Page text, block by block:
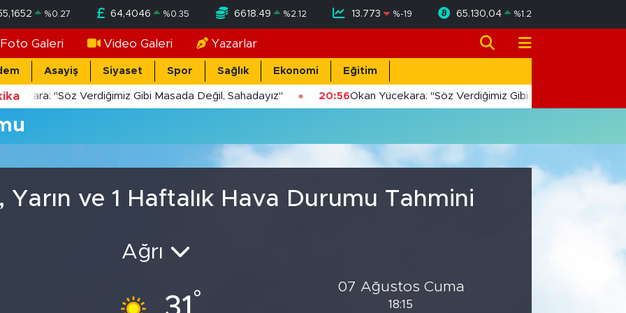
%0.27 64,4046 %0.35 6618.49 %2.12 13.773 %-19 65.130,04 %1.2
Foto Galeri Video Galeri Yazarlar
Asayiş Siyaset Spor Sağlık Ekonomi Eğitim
"Söz Verdiğimiz Gibi Masada Değil, Sahadayız" 20:56Okan Yücekara: "Söz Verdiğimiz Gibi Masada Değil,
Yarın ve 1 Haftalık Hava Durumu Tahmini
Ağrı
°
07 Ağustos Cuma
18:15